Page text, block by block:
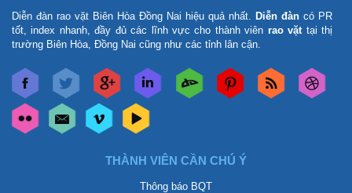
Diễn đàn rao vặt Biên Hòa Đồng Nai hiệu quả nhất. Diễn đàn có PR
tốt, index nhanh, đầy đủ các lĩnh vực cho thành viên rao vặt tại thị
trường Biên Hòa, Đồng Nai cũng như các tỉnh lân cận.
THÀNH VIÊN CẦN CHÚ Ý
Thông báo BQT